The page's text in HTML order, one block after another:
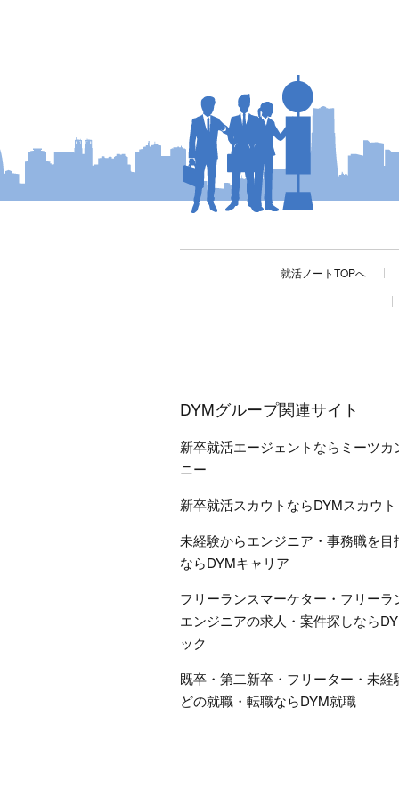
就活ノートTOPへ
DYMグループ関連サイト
新卒就活エージェントならミーツカ
ニー
新卒就活スカウトならDYMスカウト
未経験からエンジニア・事務職を目
ならDYMキャリア
フリーランスマーケター・フリーラ
エンジニアの求人・案件探しなら
ック
既卒・第二新卒・フリーター・未経
どの就職・転職ならDYM就職